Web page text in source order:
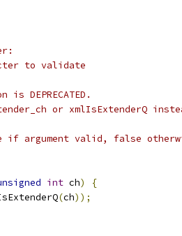
to validate
DEPRECATED.
or xmlIsExtenderQ
if argument valid, false
int ch)
{
(ch));